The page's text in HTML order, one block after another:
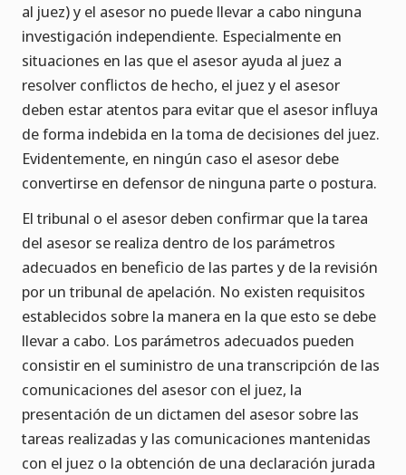
al juez) y el asesor no puede llevar a cabo ninguna
investigación independiente. Especialmente en
situaciones en las que el asesor ayuda al juez a
resolver conflictos de hecho, el juez y el asesor
deben estar atentos para evitar que el asesor influya
de forma indebida en la toma de decisiones del juez.
Evidentemente, en ningún caso el asesor debe
convertirse en defensor de ninguna parte o postura.
El tribunal o el asesor deben confirmar que la tarea
del asesor se realiza dentro de los parámetros
adecuados en beneficio de las partes y de la revisión
por un tribunal de apelación. No existen requisitos
establecidos sobre la manera en la que esto se debe
llevar a cabo. Los parámetros adecuados pueden
consistir en el suministro de una transcripción de las
comunicaciones del asesor con el juez, la
presentación de un dictamen del asesor sobre las
tareas realizadas y las comunicaciones mantenidas
con el juez o la obtención de una declaración jurada